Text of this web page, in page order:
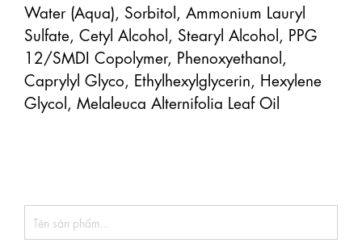
Water (Aqua), Sorbitol, Ammonium Lauryl
Sulfate, Cetyl Alcohol, Stearyl Alcohol, PPG
12/SMDI Copolymer, Phenoxyethanol,
Caprylyl Glyco, Ethylhexylglycerin, Hexylene
Glycol, Melaleuca Alternifolia Leaf Oil